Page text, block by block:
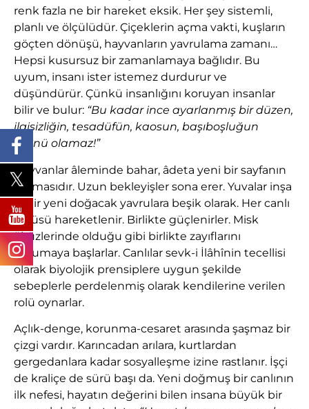
renk fazla ne bir hareket eksik. Her şey sistemli,
planlı ve ölçülüdür. Çiçeklerin açma vakti, kuşların
göçten dönüşü, hayvanların yavrulama zamanı…
Hepsi kusursuz bir zamanlamaya bağlıdır. Bu
uyum, insanı ister istemez durdurur ve
düşündürür. Çünkü insanlığını koruyan insanlar
bilir ve bulur: “Bu kadar ince ayarlanmış bir düzen,
ilgisizliğin, tesadüfün, kaosun, başıboşluğun
ürünü olamaz!”
Hayvanlar âleminde bahar, âdeta yeni bir sayfanın
açılmasıdır. Uzun bekleyişler sona erer. Yuvalar inşa
edilir yeni doğacak yavrulara beşik olarak. Her canlı
sürüsü hareketlenir. Birlikte güçlenirler. Misk
öküzlerinde olduğu gibi birlikte zayıflarını
korumaya başlarlar. Canlılar sevk-i İlâhînin tecellisi
olarak biyolojik prensiplere uygun şekilde
sebeplerle perdelenmiş olarak kendilerine verilen
rolü oynarlar.
Açlık-denge, korunma-cesaret arasında şaşmaz bir
çizgi vardır. Karıncadan arılara, kurtlardan
gergedanlara kadar sosyalleşme izine rastlanır. İşçi
de kraliçe de sürü başı da. Yeni doğmuş bir canlının
ilk nefesi, hayatın değerini bilen insana büyük bir